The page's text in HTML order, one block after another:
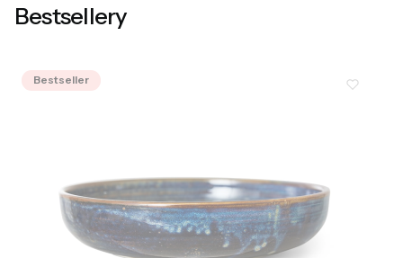
Bestsellery
Bestseller